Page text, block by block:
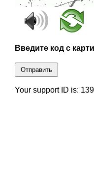
Введите код с
Отправить
Your support ID is: